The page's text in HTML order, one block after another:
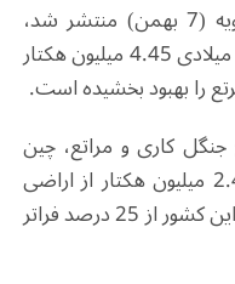
داده‌های رسمی که یکشنبه 26 ژانویه (7 بهمن) منتشر شد،
نشان می‌دهد چین طی سال گذشته میلادی 4.45 میلیون هکتار
کاری و مراتع، چین
همچنین در سال گذشته میلادی 2.45 میلیون هکتار از اراضی
بیابانی را مهار کرده و پوشش جنگلی این کشور از 25 درصد فراتر